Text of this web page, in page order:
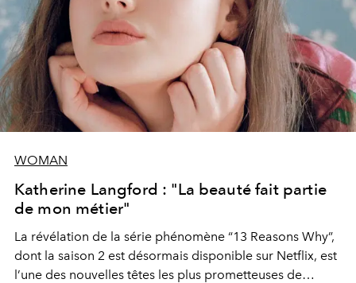
WOMAN
Katherine Langford : "La beauté fait partie
de mon métier"
La révélation de la série phénomène “13 Reasons Why”,
dont la saison 2 est désormais disponible sur Netflix, est
l’une des nouvelles têtes les plus prometteuses de